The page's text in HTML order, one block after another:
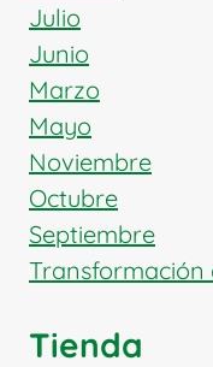
Julio
Junio
Marzo
Mayo
Noviembre
Octubre
Septiembre
Transformación
Tienda